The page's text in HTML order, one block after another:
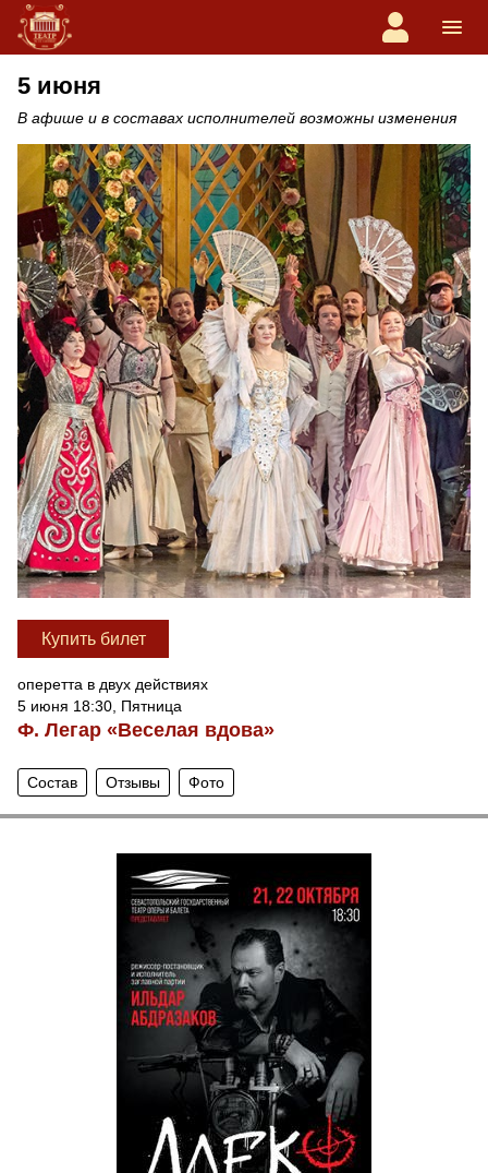
5 июня
В афише и в составах исполнителей возможны изменения
Купить билет
оперетта в двух действиях
5 июня 18:30, Пятница
Ф. Легар «Веселая вдова»
Состав Отзывы Фото